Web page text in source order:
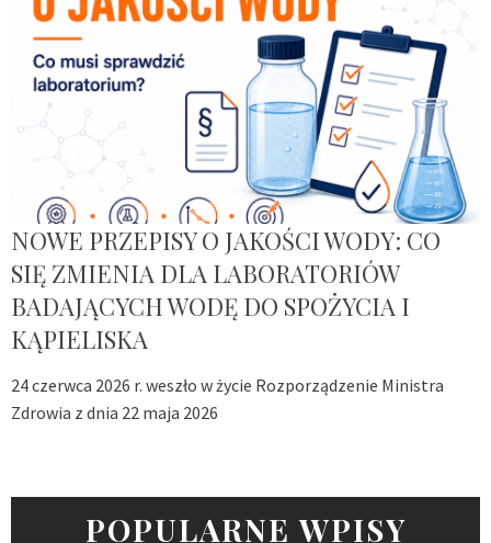
NOWE PRZEPISY O JAKOŚCI WODY: CO
SIĘ ZMIENIA DLA LABORATORIÓW
BADAJĄCYCH WODĘ DO SPOŻYCIA I
KĄPIELISKA
24 czerwca 2026 r. weszło w życie Rozporządzenie Ministra
Zdrowia z dnia 22 maja 2026
POPULARNE WPISY